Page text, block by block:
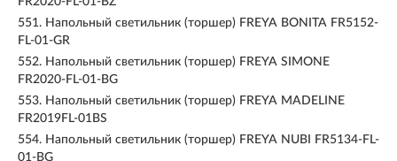
551. Напольный светильник (торшер) FREYA BONITA FR5152-
FL-01-GR
552. Напольный светильник (торшер) FREYA SIMONE
FR2020-FL-01-BG
553. Напольный светильник (торшер) FREYA MADELINE
FR2019FL-01BS
554. Напольный светильник (торшер) FREYA NUBI FR5134-FL-
01-BG